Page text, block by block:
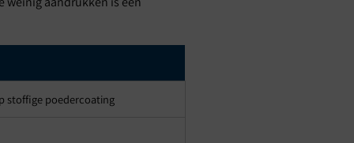
stoffige poedercoating